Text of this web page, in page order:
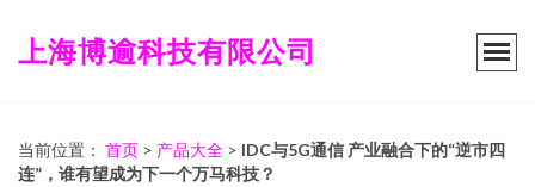
上海博逾科技有限公司
当前位置： 首页 > 产品大全 > IDC与5G通信 产业融合下的“逆市四
连”，谁有望成为下一个万马科技？